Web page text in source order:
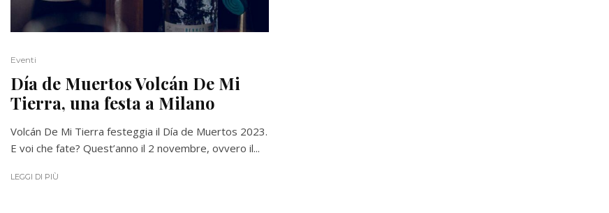
Eventi
Día de Muertos Volcán De Mi
Tierra, una festa a Milano
Volcán De Mi Tierra festeggia il Día de Muertos 2023.
E voi che fate? Quest’anno il 2 novembre, ovvero il...
LEGGI DI PIÙ